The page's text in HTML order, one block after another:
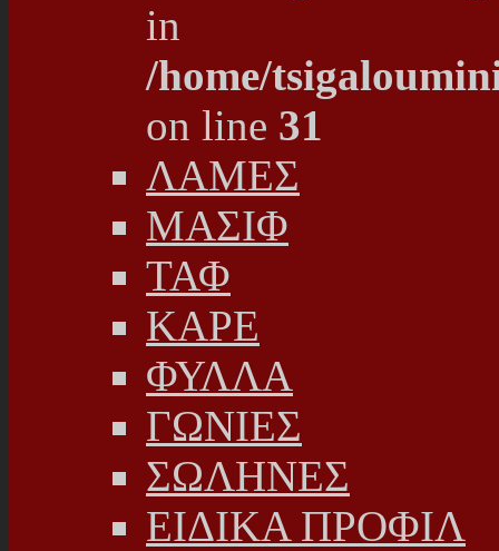
in
/home/
on line 31
ΛΑΜΕΣ
ΜΑΣΙΦ
ΤΑΦ
ΚΑΡΕ
ΦΥΛΛΑ
ΓΩΝΙΕΣ
ΣΩΛΗΝΕΣ
ΕΙΔΙΚΑ ΠΡΟΦΙΛ